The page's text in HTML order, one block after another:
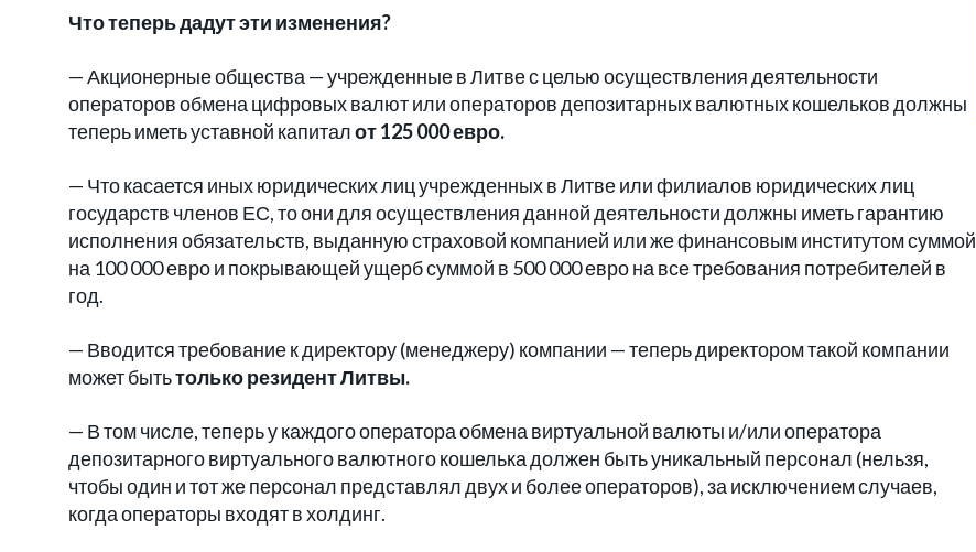
Что теперь дадут эти изменения?
— Акционерные общества — учрежденные в Литве с целью осуществления деятельности
операторов обмена цифровых валют или операторов депозитарных валютных кошельков должны
теперь иметь уставной капиталот 125 000 евро.
— Что касается иных юридических лиц учрежденных в Литве или филиалов юридических лиц
государств членов ЕС, то они для осуществления данной деятельности должны иметь гарантию
исполнения обязательств, выданную страховой компанией или же финансовым институтом суммой
на 100 000 евро и покрывающей ущерб суммой в 500 000 евро на все требования потребителей в
год.
— Вводится требование к директору (менеджеру) компании — теперь директором такой компании
может бытьтолько резидент Литвы.
— В том числе, теперь у каждого оператора обмена виртуальной валюты и/или оператора
депозитарного виртуального валютного кошелька должен быть уникальный персонал (нельзя,
чтобы один и тот же персонал представлял двух и более операторов), за исключением случаев,
когда операторы входят в холдинг.